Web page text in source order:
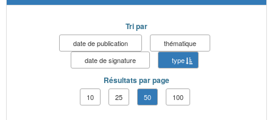
Tri par
date de publication
thématique
date de signature
type
Résultats par page
10 25 50 100